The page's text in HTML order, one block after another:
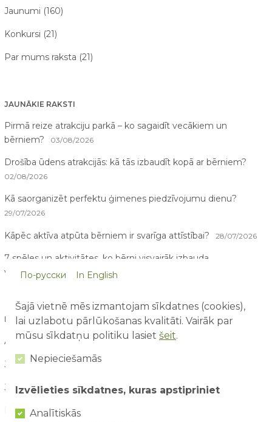
Jaunumi (160)
Konkursi (21)
Par mums raksta (21)
JAUNĀKIE RAKSTI
Pirmā reize atrakciju parkā – ko sagaidīt vecākiem un
bērniem?
03/08/2026
Drošība ūdens atrakcijās: kā tās izbaudīt kopā ar bērniem?
02/08/2026
Kā saorganizēt perfektu ģimenes piedzīvojumu dienu?
29/07/2026
Kāpēc aktīva atpūta bērniem ir svarīga attīstībai? 28/07/2026
7 spēles un aktivitātes, ko bērni visvairāk izbauda
vasarā
26/07/2026
RAKSTU ARHĪVS
August / 2026
July / 2026
June / 2026
May / 2026
По-русски In English
Šajā vietnē mēs izmantojam sīkdatnes (cookies),
lai uzlabotu pārlūkošanas kvalitāti. Vairāk par
mūsu sīkdatņu politiku lasiet šeit.
Nepieciešamās
Izvēlieties sīkdatnes, kuras apstipriniet
Analītiskās